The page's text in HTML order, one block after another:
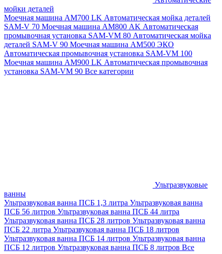
мойки деталей
Моечная машина AM700 LK Автоматическая мойка деталей
SAM-V 70 Моечная машина АМ800 AK Автоматическая
промывочная установка SAM-VM 80 Автоматическая мойка
деталей SAM-V 90 Моечная машина АМ500 ЭКО
Автоматическая промывочная установка SAM-VM 100
Моечная машина AM900 LK Автоматическая промывочная
установка SAM-VM 90 Все категории
Ультразвуковые
ванны
Ультразвуковая ванна ПСБ 1,3 литра Ультразвуковая ванна
ПСБ 56 литров Ультразвуковая ванна ПСБ 44 литра
Ультразвуковая ванна ПСБ 28 литров Ультразвуковая ванна
ПСБ 22 литра Ультразвуковая ванна ПСБ 18 литров
Ультразвуковая ванна ПСБ 14 литров Ультразвуковая ванна
ПСБ 12 литров Ультразвуковая ванна ПСБ 8 литров Все